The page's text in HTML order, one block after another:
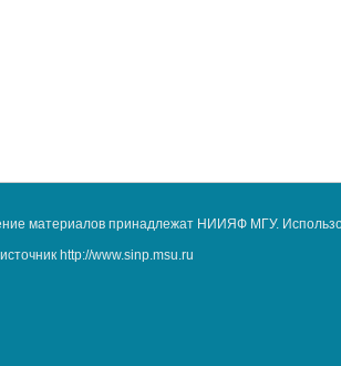
материалов принадлежат НИИЯФ МГУ.
http://www.sinp.msu.ru